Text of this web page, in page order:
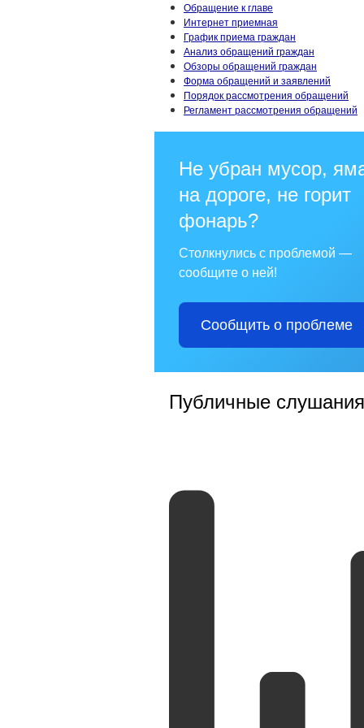
Обращение к главе
Интернет приемная
График приема граждан
Анализ обращений граждан
Обзоры обращений граждан
Форма обращений и заявлений
Порядок рассмотрения обращений
Регламент рассмотрения обращений
Не убран мусор,
на дороге, не горит
фонарь?
Столкнулись с проблемой —
сообщите о ней!
Сообщить о проблеме
Публичные слушания